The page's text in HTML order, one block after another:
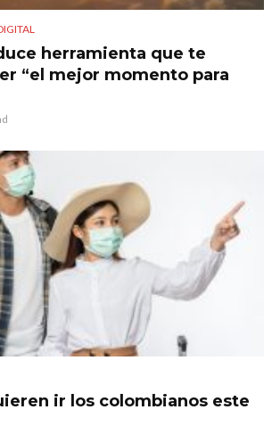
herramienta que te
“el mejor momento para
ir los colombianos este